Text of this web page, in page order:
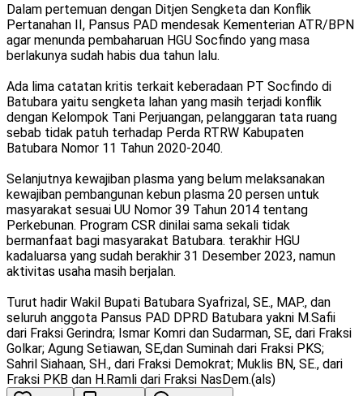
Dalam pertemuan dengan Ditjen Sengketa dan Konflik
Pertanahan II, Pansus PAD mendesak Kementerian ATR/BPN
agar menunda pembaharuan HGU Socfindo yang masa
berlakunya sudah habis dua tahun lalu.
Ada lima catatan kritis terkait keberadaan PT Socfindo di
Batubara yaitu sengketa lahan yang masih terjadi konflik
dengan Kelompok Tani Perjuangan, pelanggaran tata ruang
sebab tidak patuh terhadap Perda RTRW Kabupaten
Batubara Nomor 11 Tahun 2020-2040.
Selanjutnya kewajiban plasma yang belum melaksanakan
kewajiban pembangunan kebun plasma 20 persen untuk
masyarakat sesuai UU Nomor 39 Tahun 2014 tentang
Perkebunan. Program CSR dinilai sama sekali tidak
bermanfaat bagi masyarakat Batubara. terakhir HGU
kadaluarsa yang sudah berakhir 31 Desember 2023, namun
aktivitas usaha masih berjalan.
Turut hadir Wakil Bupati Batubara Syafrizal, SE., MAP., dan
seluruh anggota Pansus PAD DPRD Batubara yakni M.Safii
dari Fraksi Gerindra; Ismar Komri dan Sudarman, SE, dari Fraksi
Golkar; Agung Setiawan, SE,dan Suminah dari Fraksi PKS;
Sahril Siahaan, SH., dari Fraksi Demokrat; Muklis BN, SE., dari
Fraksi PKB dan H.Ramli dari Fraksi NasDem.(als)